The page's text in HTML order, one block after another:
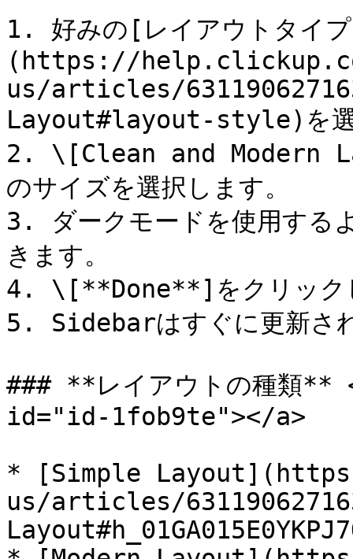
1. 好みの[レイアウトタイ
(https://
us/articles/
Layout#layout-style)を選
2. \[Clean and Modern
のサイズを選択します。
3. ダークモードを使用する
きます。
4. \[**Done**]をクリック
5. Sidebarはすぐに更新さ
### **レイアウトの種類
id="id-1fob9te"></a>
* [Simple
us/articles/